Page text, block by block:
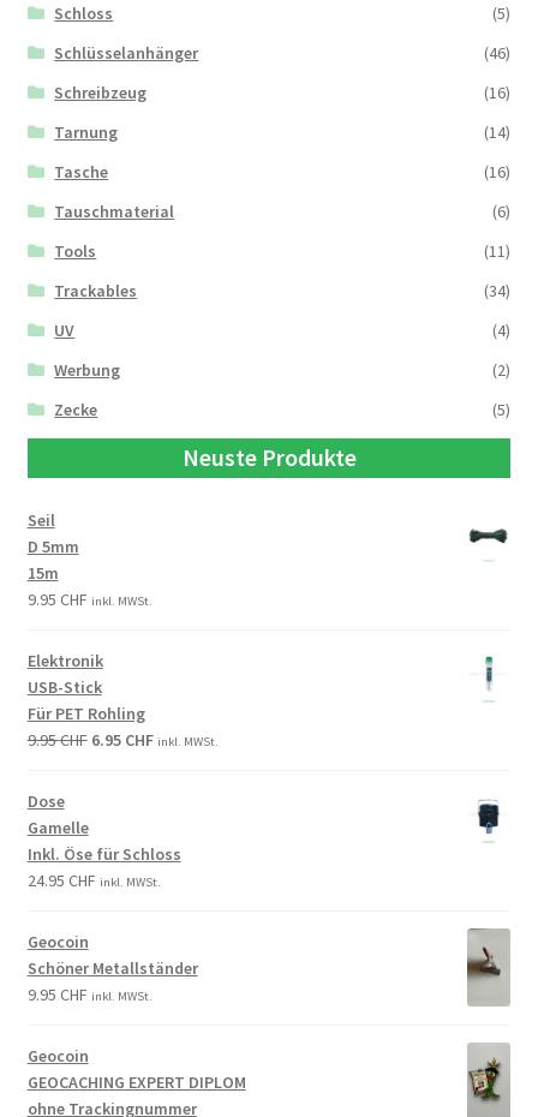
Schloss
(5)
Schlüsselanhänger
(46)
Schreibzeug
(16)
Tarnung
(14)
Tasche
(16)
Tauschmaterial
(6)
Tools
(11)
Trackables
(34)
UV
(4)
Werbung
(2)
Zecke
(5)
Neuste Produkte
Seil
D 5mm
15m
9.95 CHF inkl. MWSt.
Elektronik
USB-Stick
Für PET Rohling
9.95CHF 6.95 CHF inkl. MWSt.
Dose
Gamelle
Inkl. Öse für Schloss
24.95 CHF inkl. MWSt.
Geocoin
Schöner Metallständer
9.95 CHF inkl. MWSt.
Geocoin
GEOCACHING EXPERT DIPLOM
ohne Trackingnummer